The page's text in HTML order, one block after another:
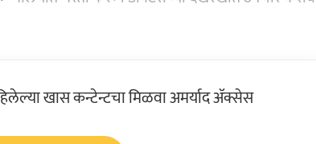
खास कन्टेन्टचा मिळवा अमर्याद ॲक्सेस